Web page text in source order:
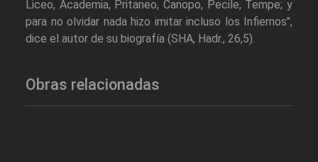
Liceo, Academia, Pritaneo, Canopo, Pecile, Tempe; y
para no olvidar nada hizo imitar incluso los Infiernos",
dice el autor de su biografía (SHA, Hadr., 26,5).
Obras relacionadas